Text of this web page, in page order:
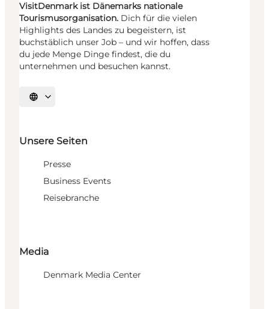
VisitDenmark ist Dänemarks nationale
Tourismusorganisation. Dich für die vielen
Highlights des Landes zu begeistern, ist
buchstäblich unser Job – und wir hoffen, dass
du jede Menge Dinge findest, die du
unternehmen und besuchen kannst.
Sprache auswählen
Unsere Seiten
Presse
Business Events
Reisebranche
Media
Denmark Media Center